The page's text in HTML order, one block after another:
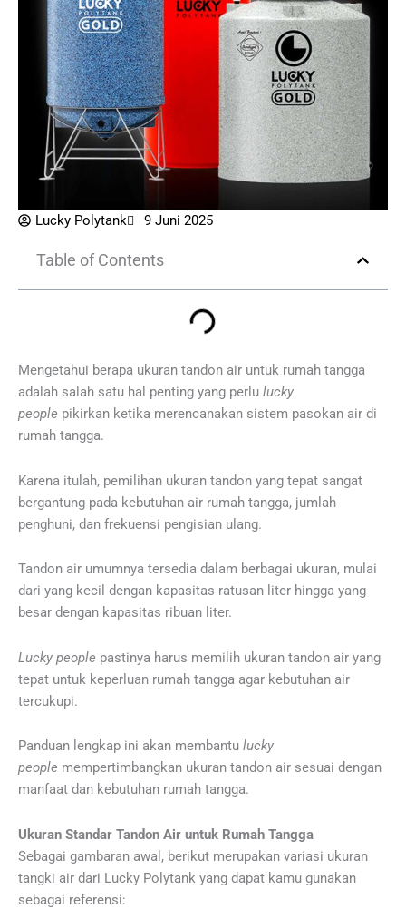
Lucky Polytank 9 Juni 2025
Table of Contents
Mengetahui berapa ukuran tandon air untuk rumah tangga
adalah salah satu hal penting yang perlu lucky
people pikirkan ketika merencanakan sistem pasokan air di
rumah tangga.
Karena itulah, pemilihan ukuran tandon yang tepat sangat
bergantung pada kebutuhan air rumah tangga, jumlah
penghuni, dan frekuensi pengisian ulang.
Tandon air umumnya tersedia dalam berbagai ukuran, mulai
dari yang kecil dengan kapasitas ratusan liter hingga yang
besar dengan kapasitas ribuan liter.
Lucky people pastinya harus memilih ukuran tandon air yang
tepat untuk keperluan rumah tangga agar kebutuhan air
tercukupi.
Panduan lengkap ini akan membantu lucky
people mempertimbangkan ukuran tandon air sesuai dengan
manfaat dan kebutuhan rumah tangga.
Ukuran Standar Tandon Air untuk Rumah Tangga
Sebagai gambaran awal, berikut merupakan variasi ukuran
tangki air dari Lucky Polytank yang dapat kamu gunakan
sebagai referensi: